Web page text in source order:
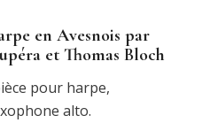
en Avesnois par
et Thomas Bloch
pour harpe,
alto.